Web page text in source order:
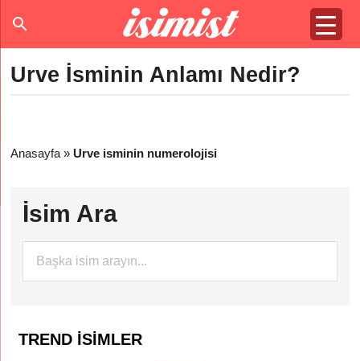
Urve İsminin Anlamı Nedir?
Anasayfa » Urve isminin numerolojisi
İsim Ara
TREND İSIMLER